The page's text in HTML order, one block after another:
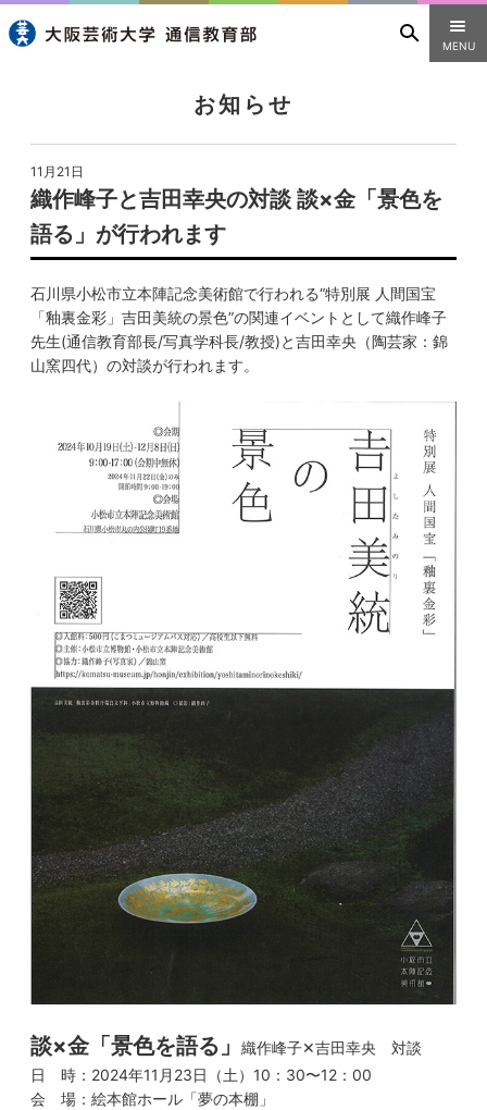
MENU
お知らせ
11月21日
織作峰子と吉田幸央の対談 談×金「景色を
語る」が行われます
石川県小松市立本陣記念美術館で行われる“特別展 人間国宝
「釉裏金彩」吉田美統の景色”の関連イベントとして織作峰子
先生(通信教育部長/写真学科長/教授)と吉田幸央（陶芸家：錦
山窯四代）の対談が行われます。
談×金「景色を語る」
織作峰子✕吉田幸央 対談
日 時：2024年11月23日（土）10：30〜12：00
会 場：絵本館ホール「夢の本棚」